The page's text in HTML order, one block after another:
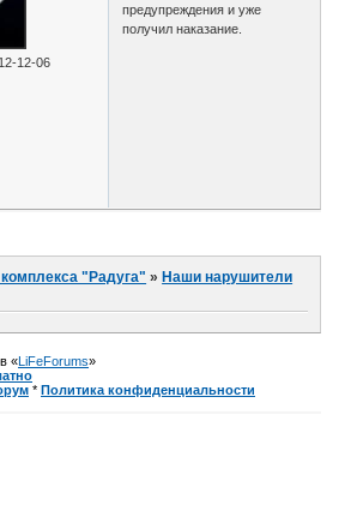
12-06
предупреждения и уже
получил наказание.
"Радуга" »Наши нарушители
«LiFeForums»
* Политика конфиденциальности